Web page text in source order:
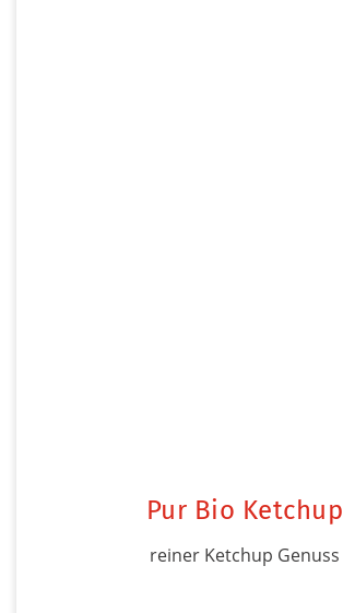
Pur Bio Ketchup
reiner Ketchup Genuss